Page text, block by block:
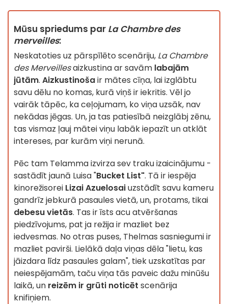
Mūsu spriedums par La Chambre des
merveilles:
Neskatoties uz pārspīlēto scenāriju, La Chambre
des Merveillesaizkustina ar savām labajām
jūtām. Aizkustinošair mātes cīņa, lai izglābtu
savu dēlu no komas, kurā viņš ir iekritis. Vēl jo
vairāk tāpēc, ka ceļojumam, ko viņa uzsāk, nav
nekādas jēgas. Un, ja tas patiesībā neizglābj zēnu,
tas vismaz ļauj mātei viņu labāk iepazīt un atklāt
intereses, par kurām viņi nerunā.
Pēc tam Telamma izvirza sev traku izaicinājumu -
sastādīt jaunā Luisa "Bucket List". Tā ir iespēja
kinorežisorei Lizai Azuelosaiuzstādīt savu kameru
gandrīz jebkurā pasaules vietā, un, protams, tikai
debesu vietās. Tas ir īsts acu atvēršanas
piedzīvojums, pat ja režija ir mazliet bez
iedvesmas. No otras puses, Thelmas sasniegumi ir
mazliet pavirši. Lielākā daļa viņas dēla "lietu, kas
jāizdara līdz pasaules galam", tiek uzskatītas par
neiespējamām, taču viņa tās paveic dažu minūšu
laikā, un reizēm ir grūti noticēt scenārija
knifiņiem.